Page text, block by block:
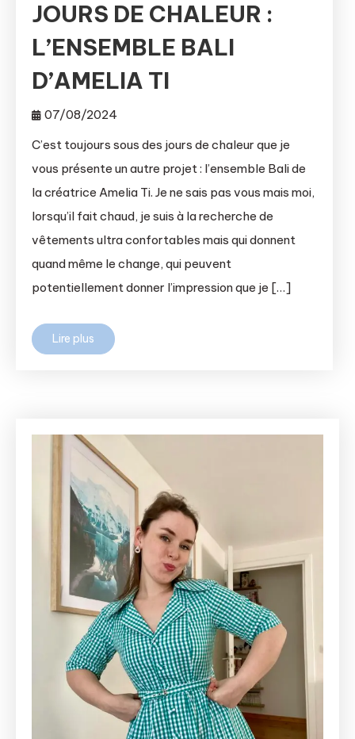
JOURS DE CHALEUR :
L’ENSEMBLE BALI
D’AMELIA TI
07/08/2024
C’est toujours sous des jours de chaleur que je
vous présente un autre projet : l’ensemble Bali de
la créatrice Amelia Ti. Je ne sais pas vous mais moi,
lorsqu’il fait chaud, je suis à la recherche de
vêtements ultra confortables mais qui donnent
quand même le change, qui peuvent
potentiellement donner l’impression que je […]
Lire plus